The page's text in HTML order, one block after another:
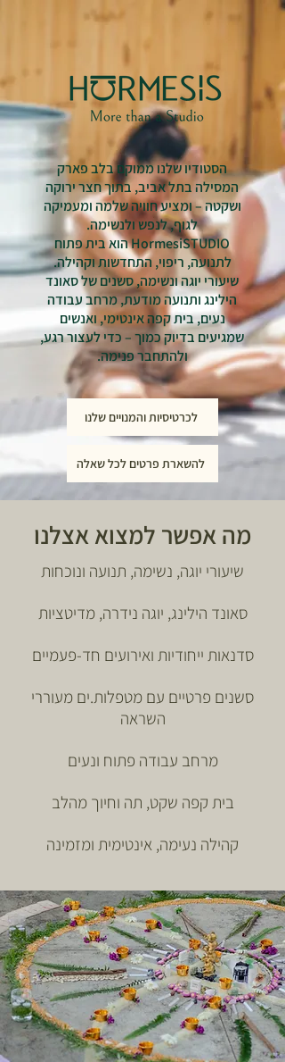
הסטודיו שלנו ממוקם בלב פארק
המסילה בתל אביב, בתוך חצר ירוקה
ושקטה – ומציע חוויה שלמה ומעמיקה
לגוף, לנפש ולנשימה.
HormesiSTUDIO הוא בית פתוח
לתנועה, ריפוי, התחדשות וקהילה.
שיעורי יוגה ונשימה, סשנים של סאונד
הילינג ותנועה מודעת, מרחב עבודה
נעים, בית קפה אינטימי, ואנשים
שמגיעים בדיוק כמוך – כדי לעצור רגע,
ולהתחבר פנימה.
לכרטיסיות והמנויים שלנו
להשארת פרטים לכל שאלה
מה אפשר למצוא אצלנו
שיעורי יוגה, נשימה, תנועה ונוכחות
סאונד הילינג, יוגה נידרה, מדיטציות
סדנאות ייחודיות ואירועים חד-פעמיים
סשנים פרטיים עם מטפלות.ים מעוררי
השראה
מרחב עבודה פתוח ונעים
בית קפה שקט, תה וחיוך מהלב
קהילה נעימה, אינטימית ומזמינה